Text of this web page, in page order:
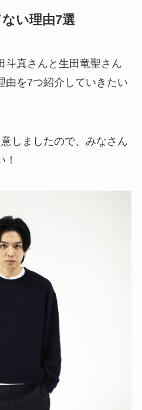
い理由7選
斗真さんと生田竜聖さん
由を7つ紹介していきたい
しましたので、みなさん